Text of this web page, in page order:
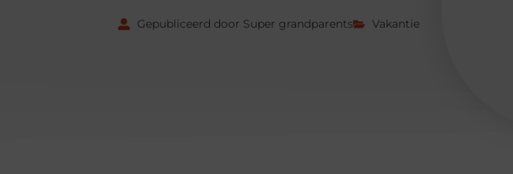
Gepubliceerd door Super grandparents Vakantie